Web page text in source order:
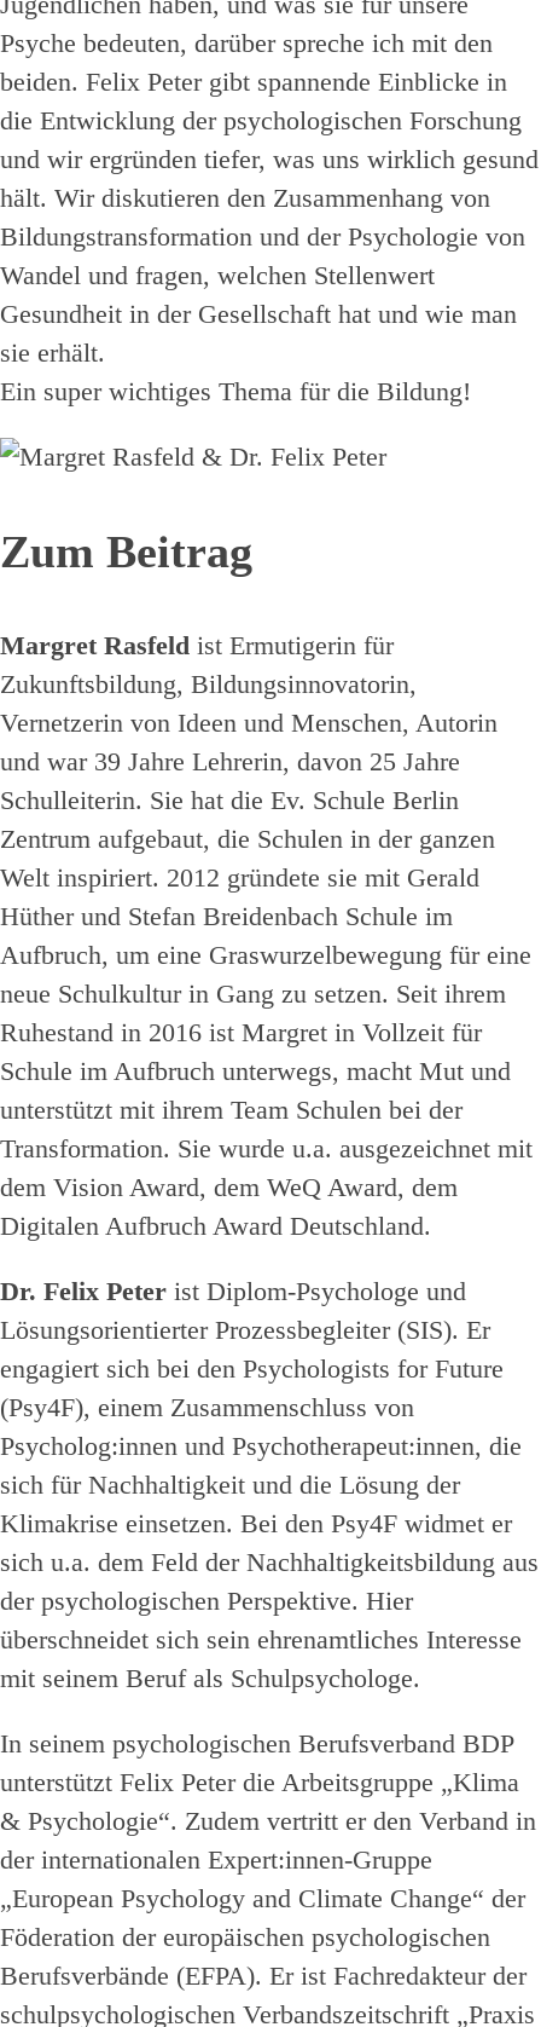
Psyche bedeuten, darüber spreche ich mit den
beiden. Felix Peter gibt spannende Einblicke in
die Entwicklung der psychologischen Forschung
und wir ergründen tiefer, was uns wirklich gesund
hält. Wir diskutieren den Zusammenhang von
Bildungstransformation und der Psychologie von
Wandel und fragen, welchen Stellenwert
Gesundheit in der Gesellschaft hat und wie man
sie erhält.
Ein super wichtiges Thema für die Bildung!
Zum Beitrag
Margret Rasfeld ist Ermutigerin für
Zukunftsbildung, Bildungsinnovatorin,
Vernetzerin von Ideen und Menschen, Autorin
und war 39 Jahre Lehrerin, davon 25 Jahre
Schulleiterin. Sie hat die Ev. Schule Berlin
Zentrum aufgebaut, die Schulen in der ganzen
Welt inspiriert. 2012 gründete sie mit Gerald
Hüther und Stefan Breidenbach Schule im
Aufbruch, um eine Graswurzelbewegung für eine
neue Schulkultur in Gang zu setzen. Seit ihrem
Ruhestand in 2016 ist Margret in Vollzeit für
Schule im Aufbruch unterwegs, macht Mut und
unterstützt mit ihrem Team Schulen bei der
Transformation. Sie wurde u.a. ausgezeichnet mit
dem Vision Award, dem WeQ Award, dem
Digitalen Aufbruch Award Deutschland.
Dr. Felix Peter ist Diplom-Psychologe und
Lösungsorientierter Prozessbegleiter (SIS). Er
engagiert sich bei den Psychologists for Future
(Psy4F), einem Zusammenschluss von
Psycholog:innen und Psychotherapeut:innen, die
sich für Nachhaltigkeit und die Lösung der
Klimakrise einsetzen. Bei den Psy4F widmet er
sich u.a. dem Feld der Nachhaltigkeitsbildung aus
der psychologischen Perspektive. Hier
überschneidet sich sein ehrenamtliches Interesse
mit seinem Beruf als Schulpsychologe.
In seinem psychologischen Berufsverband BDP
unterstützt Felix Peter die Arbeitsgruppe „Klima
& Psychologie“. Zudem vertritt er den Verband in
der internationalen Expert:innen-Gruppe
„European Psychology and Climate Change“ der
Föderation der europäischen psychologischen
Berufsverbände (EFPA). Er ist Fachredakteur der
schulpsychologischen Verbandszeitschrift „Praxis